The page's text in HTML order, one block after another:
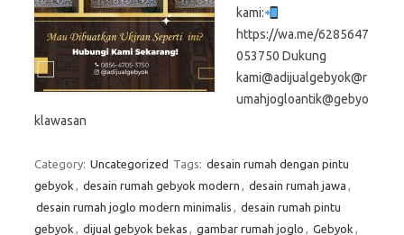
kami:
https://wa.me/6285647
053750 Dukung
kami@adijualgebyok@r
umahjogloantik@gebyo
klawasan
Category: Uncategorized Tags: desain rumah dengan pintu
gebyok , desain rumah gebyok modern , desain rumah jawa ,
desain rumah joglo modern minimalis , desain rumah pintu
gebyok , dijual gebyok bekas , gambar rumah joglo , Gebyok ,